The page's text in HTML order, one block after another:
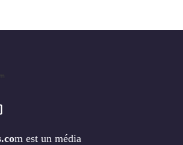
m est un média